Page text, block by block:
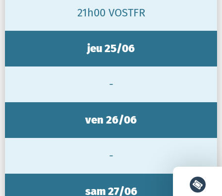
21h00 VOSTFR
jeu 25/06
-
ven 26/06
-
sam 27/06